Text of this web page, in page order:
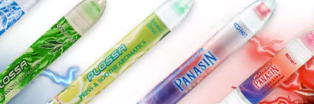
daerah tersebut.
seperti saat bermain golf, atau mengangkat beban yang
terutama jika postur tubuh dan kursi tidak ergonomis.